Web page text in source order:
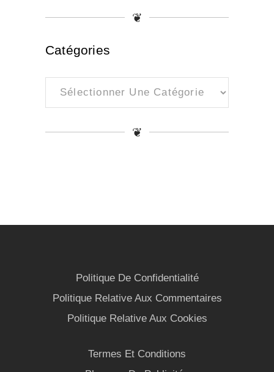
❦
Catégories
Catégories
❦
Politique De Confidentialité
Politique Relative Aux Commentaires
Politique Relative Aux Cookies
Termes Et Conditions